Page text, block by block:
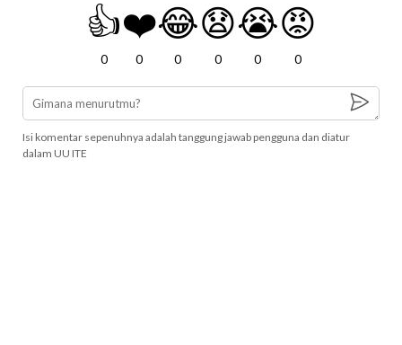
👍
0
❤️
0
😂
0
😧
0
😭
0
😡
0
Isi komentar sepenuhnya adalah tanggung jawab pengguna dan diatur
dalam UU ITE